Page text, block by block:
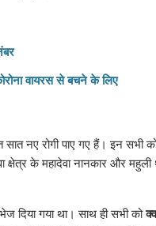
वायरस से बचने के लिए
सात नए रोगी पाए गए हैं। इन सभी
क्षेत्र के महादेवा नानकार और
दिया गया था। साथ ही सभी को